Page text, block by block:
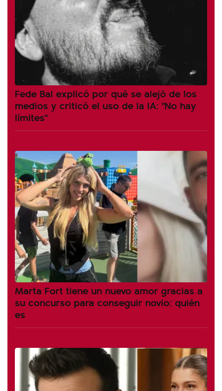
Fede Bal explicó por qué se alejó de los
medios y criticó el uso de la IA: "No hay
límites"
Marta Fort tiene un nuevo amor gracias a
su concurso para conseguir novio: quién
es